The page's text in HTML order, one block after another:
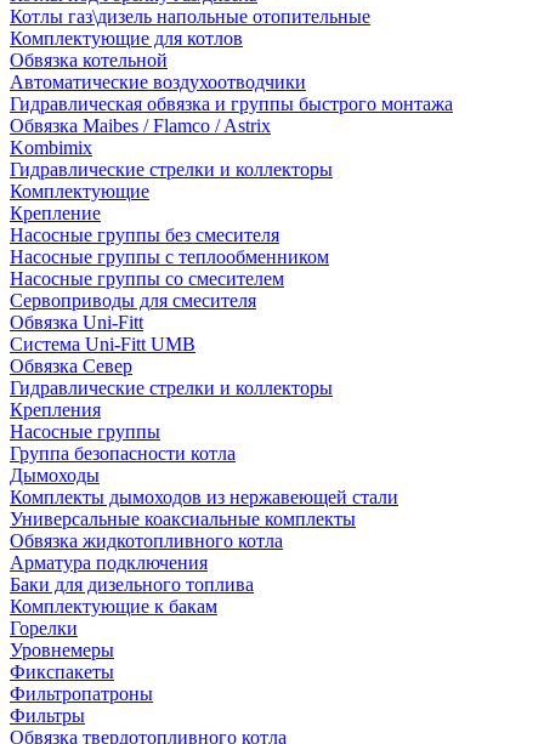
Котлы газ\дизель напольные отопительные
Комплектующие для котлов
Обвязка котельной
Автоматические воздухоотводчики
Гидравлическая обвязка и группы быстрого монтажа
Обвязка Maibes / Flamco / Astrix
Kombimix
Гидравлические стрелки и коллекторы
Комплектующие
Крепление
Насосные группы без смесителя
Насосные группы с теплообменником
Насосные группы со смесителем
Сервоприводы для смесителя
Обвязка Uni-Fitt
Система Uni-Fitt UMB
Обвязка Север
Гидравлические стрелки и коллекторы
Крепления
Насосные группы
Группа безопасности котла
Дымоходы
Комплекты дымоходов из нержавеющей стали
Универсальные коаксиальные комплекты
Обвязка жидкотопливного котла
Арматура подключения
Баки для дизельного топлива
Комплектующие к бакам
Горелки
Уровнемеры
Фикспакеты
Фильтропатроны
Фильтры
Обвязка твердотопливного котла